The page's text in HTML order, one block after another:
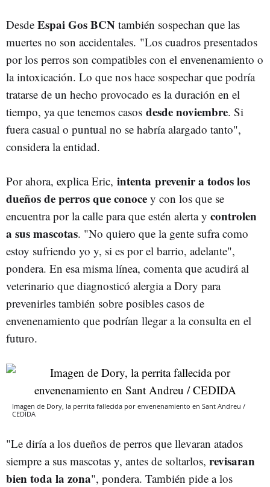
Desde Espai Gos BCN también sospechan que las
muertes no son accidentales. "Los cuadros presentados
por los perros son compatibles con el envenenamiento o
la intoxicación. Lo que nos hace sospechar que podría
tratarse de un hecho provocado es la duración en el
tiempo, ya que tenemos casos desde noviembre. Si
fuera casual o puntual no se habría alargado tanto",
considera la entidad.
Por ahora, explica Eric, intenta prevenir a todos los
dueños de perros que conoce y con los que se
encuentra por la calle para que estén alerta y controlen
a sus mascotas. "No quiero que la gente sufra como
estoy sufriendo yo y, si es por el barrio, adelante",
pondera. En esa misma línea, comenta que acudirá al
veterinario que diagnosticó alergia a Dory para
prevenirles también sobre posibles casos de
envenenamiento que podrían llegar a la consulta en el
futuro.
Imagen de Dory, la perrita fallecida por envenenamiento en Sant Andreu /
CEDIDA
"Le diría a los dueños de perros que llevaran atados
siempre a sus mascotas y, antes de soltarlos, revisaran
bien toda la zona", pondera. También pide a los